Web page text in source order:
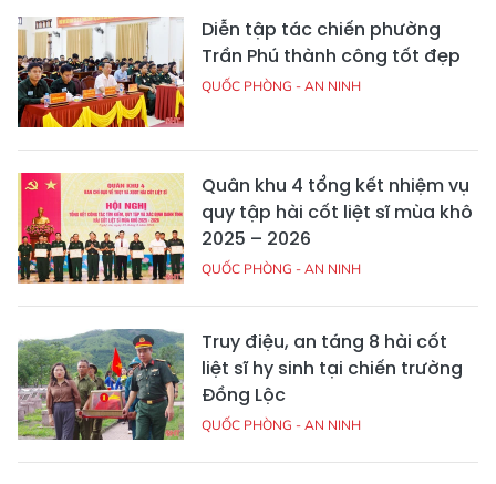
Diễn tập tác chiến phường
Trần Phú thành công tốt đẹp
QUỐC PHÒNG - AN NINH
Quân khu 4 tổng kết nhiệm vụ
quy tập hài cốt liệt sĩ mùa khô
2025 – 2026
QUỐC PHÒNG - AN NINH
Truy điệu, an táng 8 hài cốt
liệt sĩ hy sinh tại chiến trường
Đồng Lộc
QUỐC PHÒNG - AN NINH